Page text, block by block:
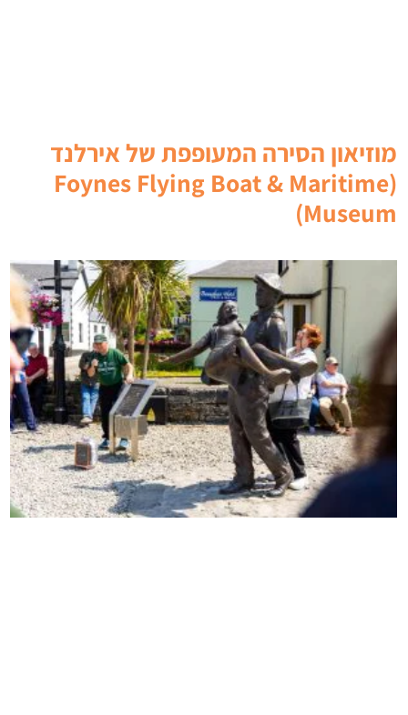
מוזיאון הסירה המעופפת של אירלנד
(Foynes Flying Boat & Maritime
Museum)